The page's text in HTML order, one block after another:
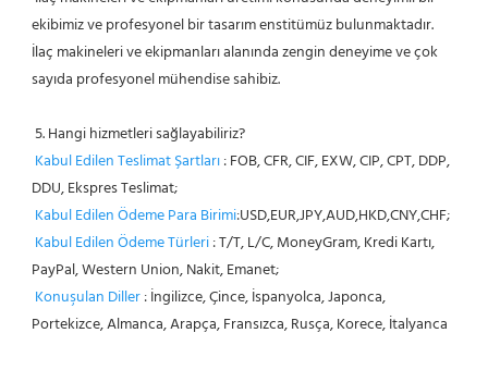
ekibimiz ve profesyonel bir tasarım enstitümüz bulunmaktadır.
İlaç makineleri ve ekipmanları alanında zengin deneyime ve çok
sayıda profesyonel mühendise sahibiz.
5. Hangi hizmetleri sağlayabiliriz?
Kabul Edilen Teslimat Şartları : FOB, CFR, CIF, EXW, CIP, CPT, DDP,
DDU, Ekspres Teslimat;
Kabul Edilen Ödeme Para Birimi:USD,EUR,JPY,AUD,HKD,CNY,CHF;
Kabul Edilen Ödeme Türleri : T/T, L/C, MoneyGram, Kredi Kartı,
PayPal, Western Union, Nakit, Emanet;
Konuşulan Diller : İngilizce, Çince, İspanyolca, Japonca,
Portekizce, Almanca, Arapça, Fransızca, Rusça, Korece, İtalyanca